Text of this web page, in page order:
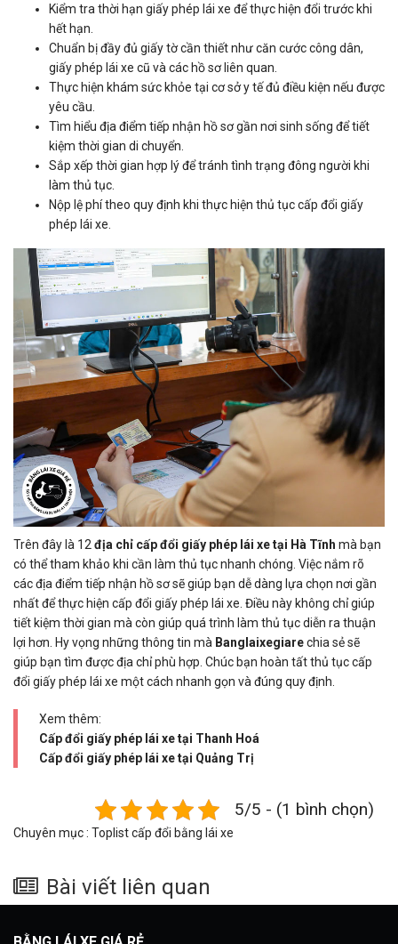
Kiểm tra thời hạn giấy phép lái xe để thực hiện đổi trước khi
hết hạn.
Chuẩn bị đầy đủ giấy tờ cần thiết như căn cước công dân,
giấy phép lái xe cũ và các hồ sơ liên quan.
Thực hiện khám sức khỏe tại cơ sở y tế đủ điều kiện nếu được
yêu cầu.
Tìm hiểu địa điểm tiếp nhận hồ sơ gần nơi sinh sống để tiết
kiệm thời gian di chuyển.
Sắp xếp thời gian hợp lý để tránh tình trạng đông người khi
làm thủ tục.
Nộp lệ phí theo quy định khi thực hiện thủ tục cấp đổi giấy
phép lái xe.
Trên đây là 12 địa chỉ cấp đổi giấy phép lái xe tại Hà Tĩnh mà bạn
có thể tham khảo khi cần làm thủ tục nhanh chóng. Việc nắm rõ
các địa điểm tiếp nhận hồ sơ sẽ giúp bạn dễ dàng lựa chọn nơi gần
nhất để thực hiện cấp đổi giấy phép lái xe. Điều này không chỉ giúp
tiết kiệm thời gian mà còn giúp quá trình làm thủ tục diễn ra thuận
lợi hơn. Hy vọng những thông tin mà Banglaixegiarechia sẻ sẽ
giúp bạn tìm được địa chỉ phù hợp. Chúc bạn hoàn tất thủ tục cấp
đổi giấy phép lái xe một cách nhanh gọn và đúng quy định.
Xem thêm:
Cấp đổi giấy phép lái xe tại Thanh Hoá
Cấp đổi giấy phép lái xe tại Quảng Trị
5/5 - (1 bình chọn)
Chuyên mục : Toplist cấp đổi bằng lái xe
Bài viết liên quan